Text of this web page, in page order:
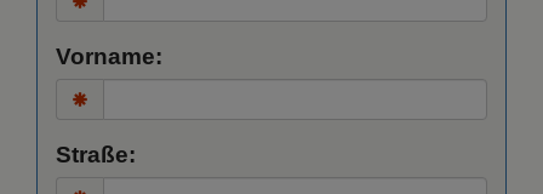
Vorname:
Straße: